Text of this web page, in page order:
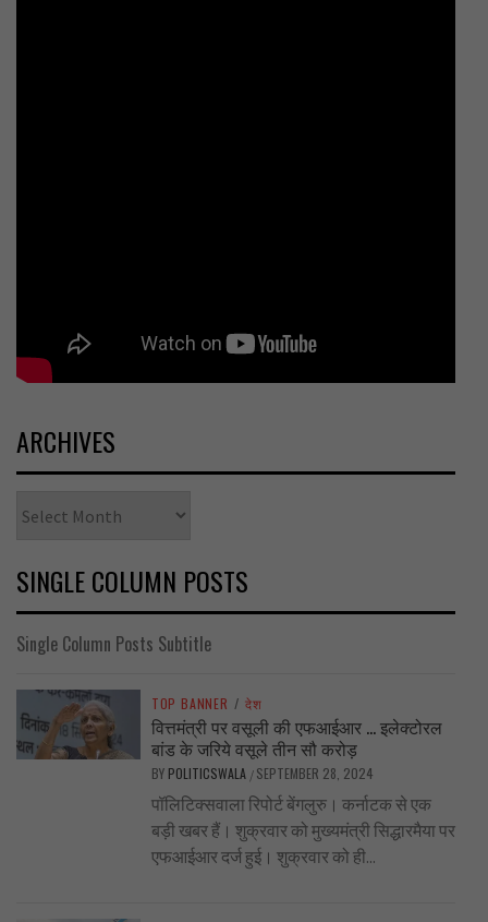
ARCHIVES
SINGLE COLUMN POSTS
Single Column Posts Subtitle
TOP BANNER / देश
वित्तमंत्री पर वसूली की एफआईआर … इलेक्टोरल
बांड के जरिये वसूले तीन सौ करोड़
BY POLITICSWALA / SEPTEMBER 28, 2024
पॉलिटिक्सवाला रिपोर्ट बेंगलुरु। कर्नाटक से एक
बड़ी खबर हैं। शुक्रवार को मुख्यमंत्री सिद्धारमैया पर
एफआईआर दर्ज हुई। शुक्रवार को ही...